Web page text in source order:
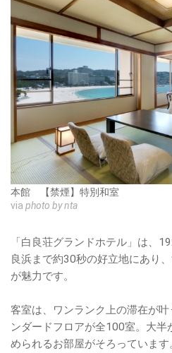
本館 【禁煙】特別和室
via photo by nta
「白良荘グランドホテル」は、
良浜まで約30秒の好立地にあり
が魅力です。
客室は、ワンランク上の滞在が
ンダードフロアが全100室。大
められるお部屋がそろっていま